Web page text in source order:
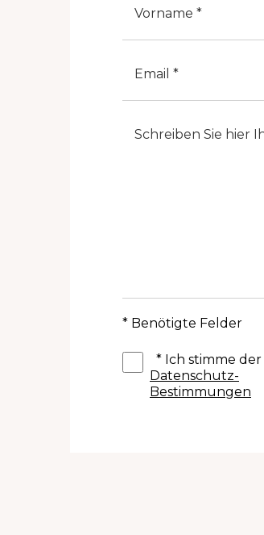
* Benötigte Felder
* Ich stimme
Datenschutz-
Bestimmungen